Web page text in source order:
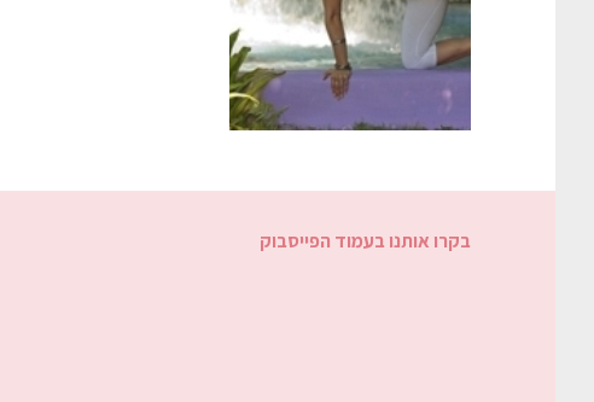
בקרו אותנו בעמוד הפייסבוק